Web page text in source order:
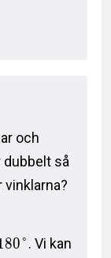
och
dubbelt så
vinklarna?
80°. Vi kan